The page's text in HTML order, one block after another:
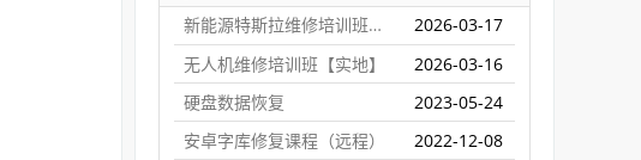
新能源特斯拉维修培训班【实地】
2026-03-17
无人机维修培训班【实地】
2026-03-16
硬盘数据恢复
2023-05-24
安卓字库修复课程（远程）
2022-12-08